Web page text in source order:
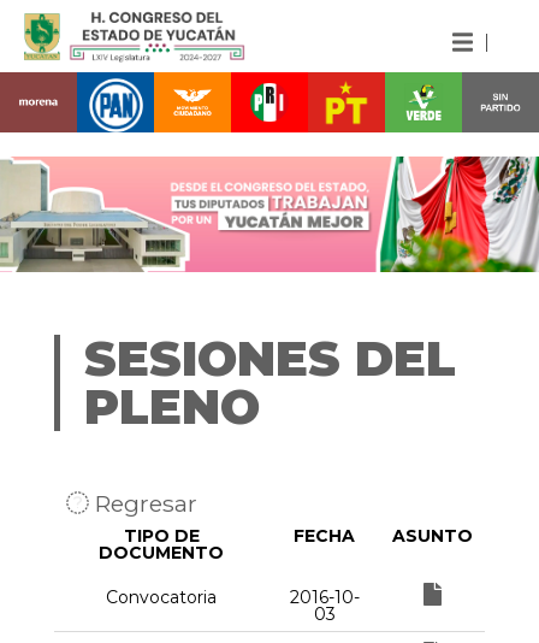
SESIONES DEL
PLENO
Regresar
TIPO DE
DOCUMENTO
FECHA ASUNTO
Convocatoria 2016-10-
03